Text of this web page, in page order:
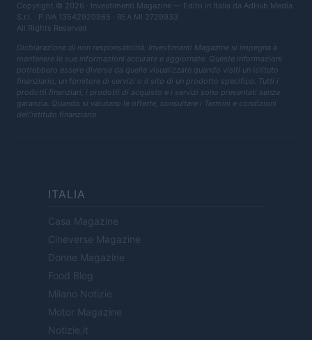
Copyright © 2026 · Investimenti Magazine — Edito in Italia da AdHub Media
S.r.l. · P.IVA 13542920965 · REA MI 2729933
All Rights Reserved
Dichiarazione di non responsabilità: Investimenti Magazine si impegna a
mantenere le sue informazioni accurate e aggiornate. Queste informazioni
potrebbero essere diverse da quelle visualizzate quando visiti un istituto
finanziario, un fornitore di servizi o il sito di un prodotto specifico. Tutti i
prodotti finanziari, i prodotti di acquisto e i servizi sono presentati senza
garanzia. Quando si valutano le offerte, consultare i Termini e condizioni
dell'istituto finanziario.
ITALIA
Casa Magazine
Cineverse Magazine
Donne Magazine
Food Blog
Milano Notizie
Motor Magazine
Notizie.it